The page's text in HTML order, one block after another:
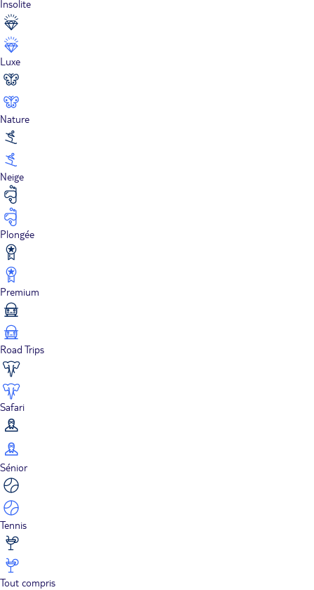
Insolite
Luxe
Nature
Neige
Plongée
Premium
Road Trips
Safari
Sénior
Tennis
Tout compris